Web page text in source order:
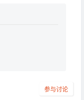
参与讨论